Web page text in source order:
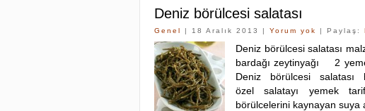
Deniz börülcesi salatası
Genel | 18 Aralık 2013 | Yorum yok | Paylaş:
Deniz börülcesi salatası
bardağı zeytinyağı 2
Deniz börülcesi salatası
özel salatayı yemek
börülcelerini kaynayan suya